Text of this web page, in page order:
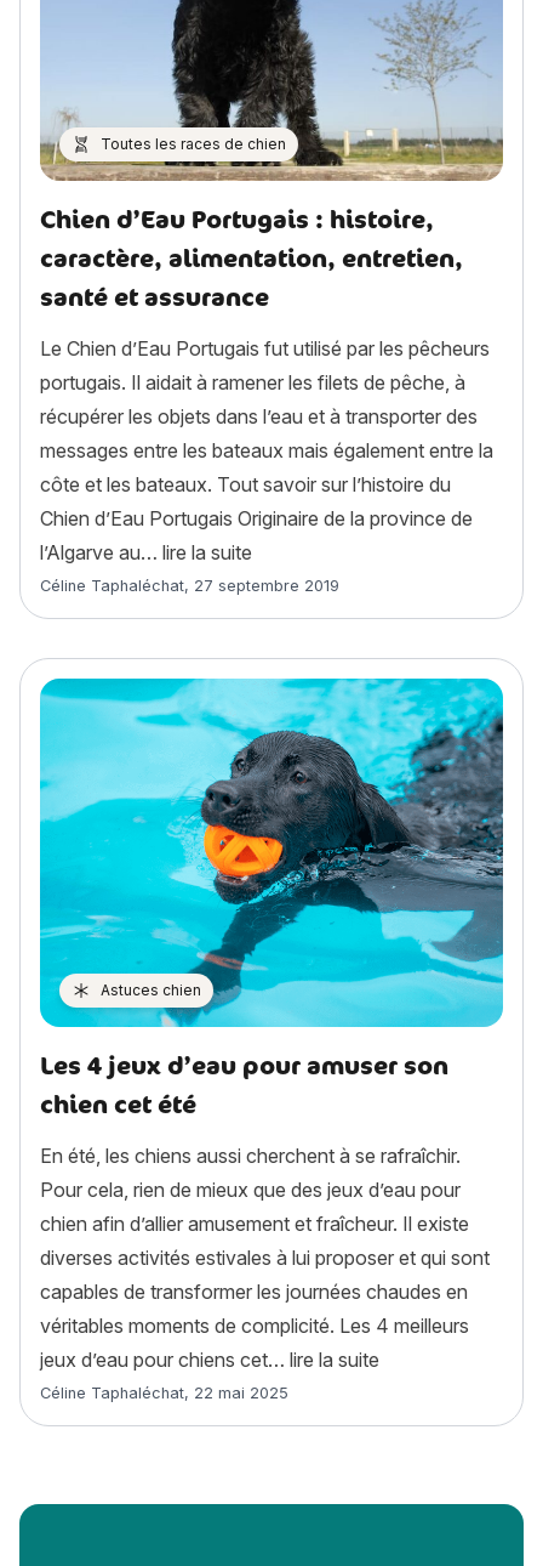
Toutes les races de chien
Chien d’Eau Portugais : histoire,
caractère, alimentation, entretien,
santé et assurance
Le Chien d’Eau Portugais fut utilisé par les pêcheurs
portugais. Il aidait à ramener les filets de pêche, à
récupérer les objets dans l’eau et à transporter des
messages entre les bateaux mais également entre la
côte et les bateaux. Tout savoir sur l’histoire du
Chien d’Eau Portugais Originaire de la province de
l’Algarve au… lire la suite
Article rédigé par
Céline Taphaléchat, 27 septembre 2019
Astuces chien
Les 4 jeux d’eau pour amuser son
chien cet été
En été, les chiens aussi cherchent à se rafraîchir.
Pour cela, rien de mieux que des jeux d’eau pour
chien afin d’allier amusement et fraîcheur. Il existe
diverses activités estivales à lui proposer et qui sont
capables de transformer les journées chaudes en
véritables moments de complicité. Les 4 meilleurs
jeux d’eau pour chiens cet… lire la suite
Article rédigé par
Céline Taphaléchat, 22 mai 2025